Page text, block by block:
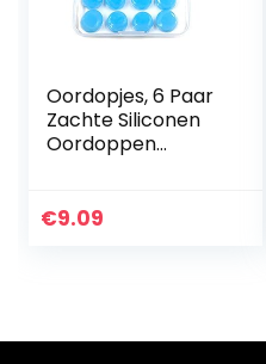
Oordopjes, 6 Paar
Zachte Siliconen
Oordoppen
Oorkappen om te
€9.09